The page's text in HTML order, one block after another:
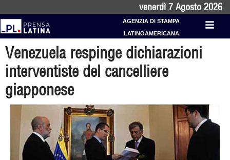
venerdì 7 Agosto 2026
AGENZIA DI STAMPA
LATINOAMERICANA
Venezuela respinge dichiarazioni
interventiste del cancelliere
giapponese